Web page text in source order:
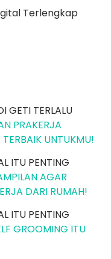
Terlengkap
GETI TERLALU
PRAKERJA
UNTUKMU!
ITU PENTING
AGAR
DARI RUMAH!
ITU PENTING
GROOMING ITU